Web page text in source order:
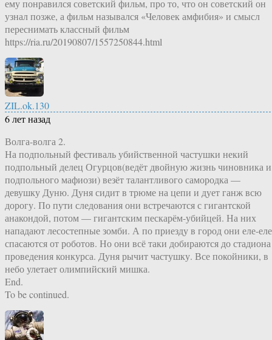
ему понравился советский фильм, про то, что он советский он
узнал позже, а фильм назывался «Человек амфибия» и смысл
переснимать классный фильм
https://ria.ru/20190807/1557250844.html
ZIL.ok.130
6 лет назад
Волга-волга 2.
На подпольный фестиваль убийственной частушки некий
подпольный делец Огурцов(ведёт двойную жизнь чиновника и
подпольного мафиози) везёт талантливого самородка —
девушку Дуню. Дуня сидит в трюме на цепи и дует ганж всю
дорогу. По пути следования они встречаются с гигантской
анакондой, потом — гигантским пескарём-убийцей. На них
нападают лесостепные зомби. А по приезду в город они еле-еле
спасаются от роботов. Но они всё таки добираются до стадиона
проведения конкурса. Дуня рычит частушку. Все покойники, в
небо улетает олимпийский мишка.
End.
To be continued.